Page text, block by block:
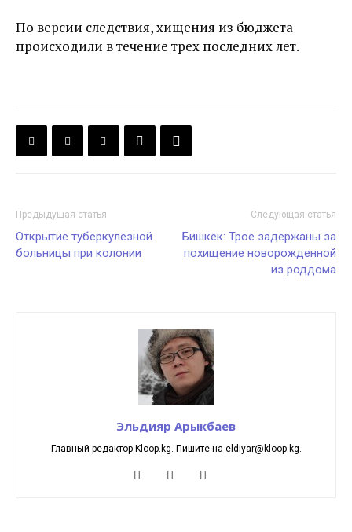
По версии следствия, хищения из бюджета
происходили в течение трех последних лет.
Предыдущая статья
Открытие туберкулезной
больницы при колонии
Следующая статья
Бишкек: Трое задержаны за
похищение новорожденной
из роддома
Эльдияр Арыкбаев
Главный редактор Kloop.kg. Пишите на eldiyar@kloop.kg.